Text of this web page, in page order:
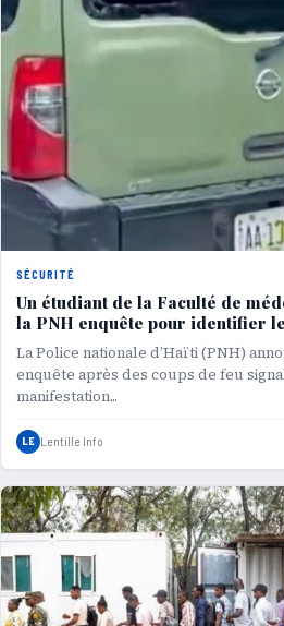
SÉCURITÉ
Un étudiant de la Faculté de
la PNH enquête pour identifier
La Police nationale d’Haïti (PNH)
enquête après des coups de feu
manifestation...
LE Lentille Info